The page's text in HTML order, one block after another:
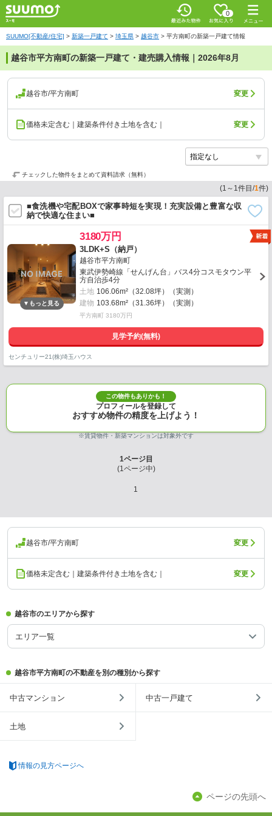
0
SUUMO[不動産/住宅] > 新築一戸建て > 埼玉県 > 越谷市 > 平方南町の新築一戸建て情報
越谷市平方南町の新築一戸建て・建売購入情報｜2026年8月
越谷市/平方南町 変更
価格未定含む｜建築条件付き土地を含む｜ 変更
チェックした物件をまとめて資料請求（無料）
(1 ～ 1件目/1件)
■食洗機や宅配BOXで家事時短を実現！充実設備と豊富な収
納で快適な住まい■
3180万円
3LDK+S（納戸）
越谷市平方南町
東武伊勢崎線「せんげん台」バス4分コスモタウン平
方自治歩4分
土地 106.06m²（32.08坪）（実測）
建物 103.68m²（31.36坪）（実測）
平方南町 3180万円
見学予約(無料)
センチュリー21(株)埼玉ハウス
この物件もありかも！
プロフィールを登録して
おすすめ物件の精度を上げよう！
※賃貸物件・新築マンションは対象外です
1ページ目
(1ページ中)
1
越谷市/平方南町 変更
価格未定含む｜建築条件付き土地を含む｜ 変更
越谷市のエリアから探す
エリア一覧
越谷市平方南町の不動産を別の種別から探す
中古マンション 中古一戸建て
土地
情報の見方ページへ
ページの先頭へ